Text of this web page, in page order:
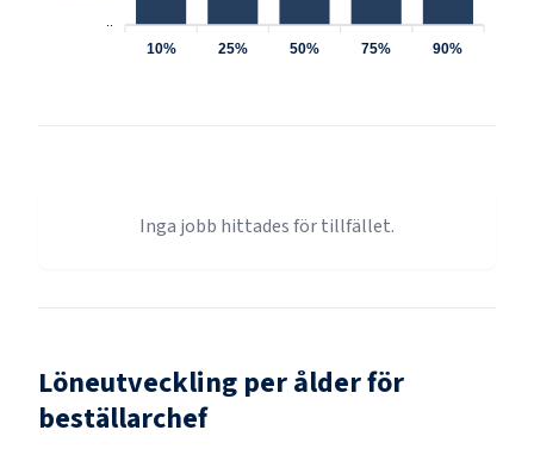
10% 25% 50% 75% 90%
Inga jobb hittades för tillfället.
Löneutveckling per ålder för
beställarchef